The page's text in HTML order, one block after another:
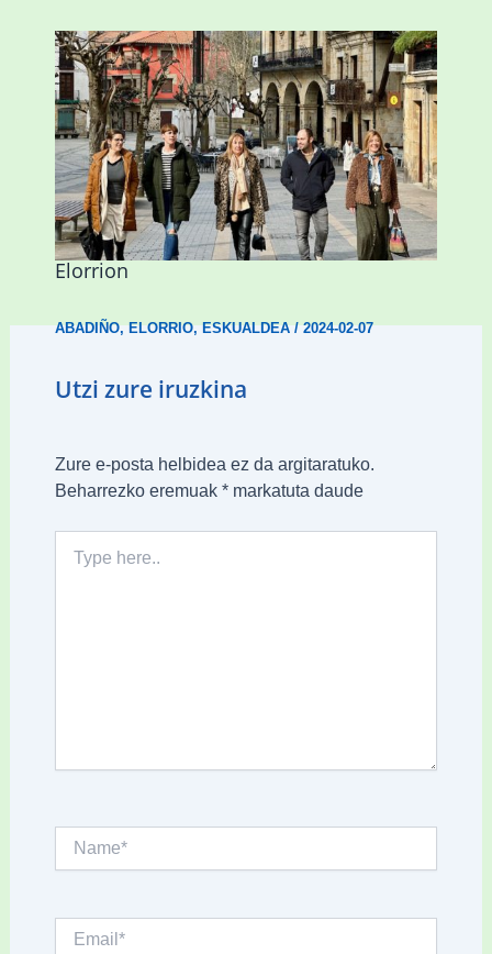
Mankomunitateko gizarte-langileak
presentzia indartu du Abadiñon eta
Elorrion
ABADIÑO,ELORRIO,ESKUALDEA/2024-02-07
Utzi zure iruzkina
Zure e-posta helbidea ez da argitaratuko.
Beharrezko eremuak *markatuta daude
here..